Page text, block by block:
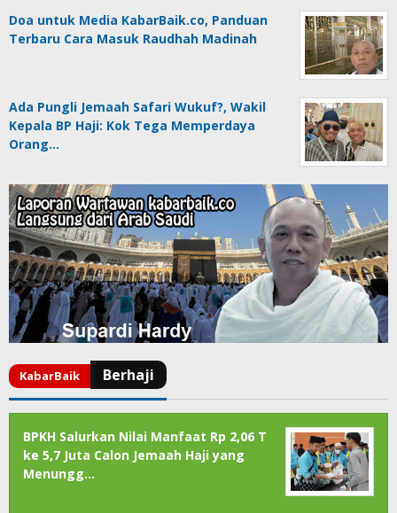
Doa untuk Media KabarBaik.co, Panduan
Terbaru Cara Masuk Raudhah Madinah
Ada Pungli Jemaah Safari Wukuf?, Wakil
Kepala BP Haji: Kok Tega Memperdaya
Orang…
BPKH Salurkan Nilai Manfaat Rp 2,06 T
ke 5,7 Juta Calon Jemaah Haji yang
Menungg…